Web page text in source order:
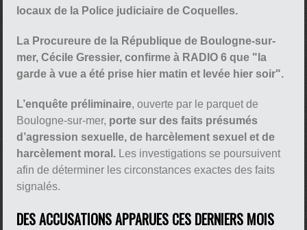
locaux de la Police judiciaire de Coquelles.
La Procureure de la République de Boulogne-sur-
mer, Cécile Gressier, confirme à RADIO 6 que "la
garde à vue a été prise hier matin et levée hier soir".
L’enquête préliminaire, ouverte par le parquet de
Boulogne-sur-mer, porte sur des faits présumés
d’agression sexuelle, de harcèlement sexuel et de
harcèlement moral. Les investigations se poursuivent
afin de déterminer les circonstances exactes des faits
signalés.
DES ACCUSATIONS APPARUES CES DERNIERS MOIS